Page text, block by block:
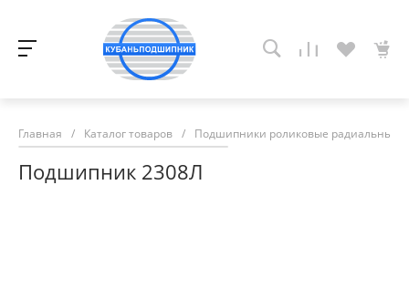
Главная / Каталог товаров / Подшипники роликовые радиальные
Подшипник 2308Л